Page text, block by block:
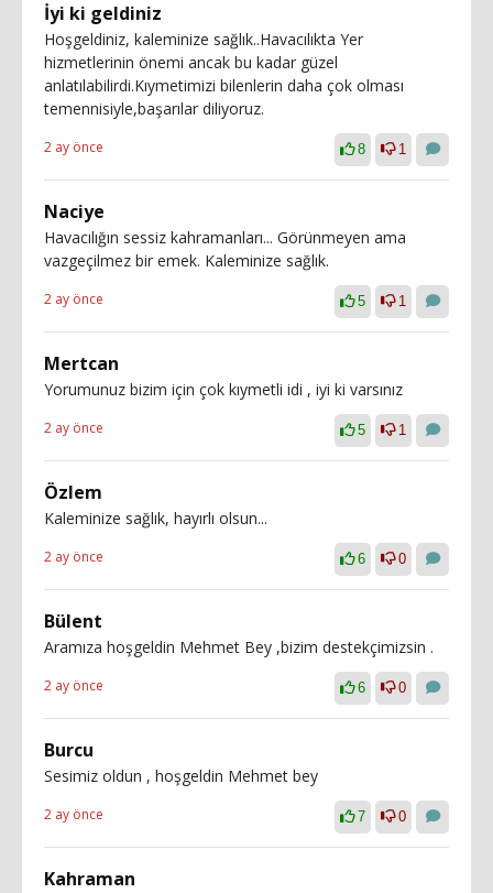
İyi ki geldiniz
Hoşgeldiniz, kaleminize sağlık..Havacılıkta Yer
hizmetlerinin önemi ancak bu kadar güzel
anlatılabilirdi.Kıymetimizi bilenlerin daha çok olması
temennisiyle,başarılar diliyoruz.
2 ay önce 8 1
Naciye
Havacılığın sessiz kahramanları... Görünmeyen ama
vazgeçilmez bir emek. Kaleminize sağlık.
2 ay önce 5 1
Mertcan
Yorumunuz bizim için çok kıymetli idi , iyi ki varsınız
2 ay önce 5 1
Özlem
Kaleminize sağlık, hayırlı olsun...
2 ay önce 6 0
Bülent
Aramıza hoşgeldin Mehmet Bey ,bizim destekçimizsin .
2 ay önce 6 0
Burcu
Sesimiz oldun , hoşgeldin Mehmet bey
2 ay önce 7 0
Kahraman